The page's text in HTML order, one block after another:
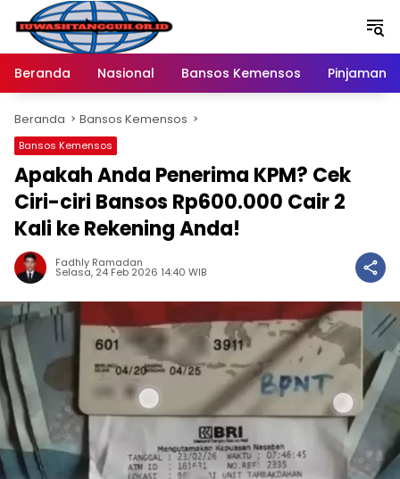
Langsung
konten
Beranda
Nasional Bansos Kemensos Pinjaman
Beranda Bansos Kemensos
Bansos Kemensos
Apakah Anda Penerima KPM? Cek
Ciri-ciri Bansos Rp600.000 Cair 2
Kali ke Rekening Anda!
Fadhly Ramadan
Selasa, 24 Feb 2026 14:40 WIB